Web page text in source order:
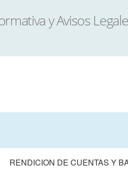
RENDICION DE CUENTAS Y